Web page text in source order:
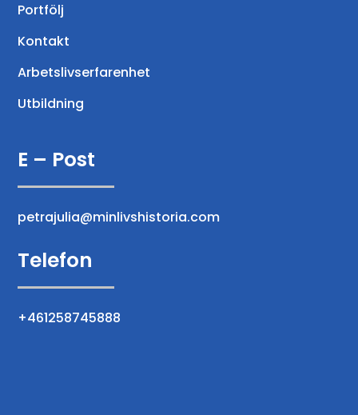
Portfölj
Kontakt
Arbetslivserfarenhet
Utbildning
E – Post
petrajulia@minlivshistoria.com
Telefon
+461258745888